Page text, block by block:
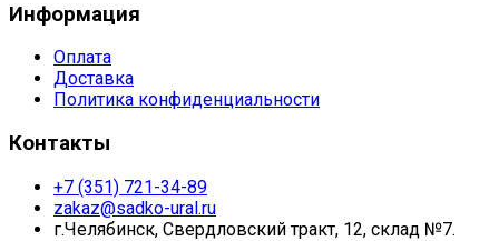
Информация
Оплата
Доставка
Политика конфиденциальности
Контакты
+7 (351) 721-34-89
zakaz@sadko-ural.ru
г.Челябинск, Свердловский тракт, 12, склад №7.